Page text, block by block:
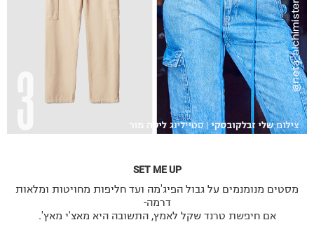
SET ME UP
מסטים מנומנמים על גבול הפיג'מה ועד חליפות מחויטות ומלאות
דרמה-
אם חיפשת טרנד שקל לאמץ, התשובה היא מאצ'י מאץ'.